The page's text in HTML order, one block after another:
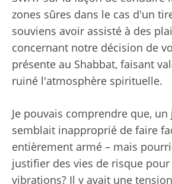
zones sûres dans le cas d'un
souviens avoir assisté à des
concernant notre décision de
présente au Shabbat, faisant
ruiné l'atmosphère spirituelle.
Je pouvais comprendre que,
semblait inapproprié de faire
entièrement armé – mais
justifier des vies de risque pour
vibrations? Il y avait une